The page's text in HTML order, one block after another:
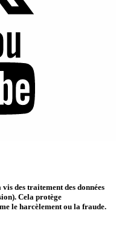
nommer un un Délégué à
en anglais) et être en
de données
dossier dédié.
Informations Nominatives
de la CNIL en France,
des organismes au
sur la protection des
des traitement des données
Cela protège
le harcèlement ou la fraude.